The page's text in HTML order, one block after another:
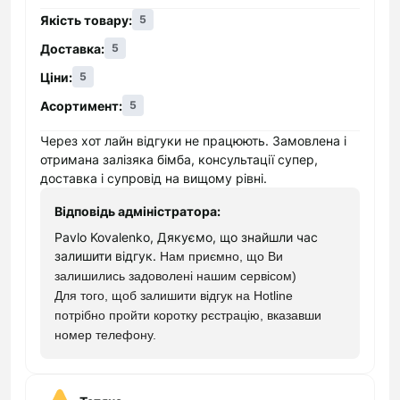
вартості одних і тих же товарів;
наявність базової інформації про усі
представлені продукти. На сайті інтернет-
магазину електроніки "Кокос" розміщені різні
товари, кожен з яких має доступний опис для
гарантії безпечної купівлі. Все, що треба
клієнтові для того, щоб переконатися в
доцільності придбання певної одиниці
техніки,- проглянути опис на сторінці;
Компетентні співробітники нашого магазину
техніки завжди готові проконсультувати
покупців з приводу особливостей
використання того або іншого товару. Тут вам
також пояснять особливості придбання
товарів на сайті або допоможуть використати
зв'язку з тим, що купівля здійснюється в
Якість товару: 5
Доставка: 5
Ціни: 5
Асортимент: 5
Через хот лайн відгуки не працюють. Замовлена і
отримана залізяка бімба, консультації супер,
доставка і супровід на вищому рівні.
Відповідь адміністратора:
Pavlo Kovalenko, Дякуємо, що знайшли час
залишити відгук. Нам приємно, що Ви
залишились задоволені нашим сервісом)
Для того, щоб залишити відгук на Hotline
потрібно пройти коротку рєстрацію, вказавши
номер телефону.